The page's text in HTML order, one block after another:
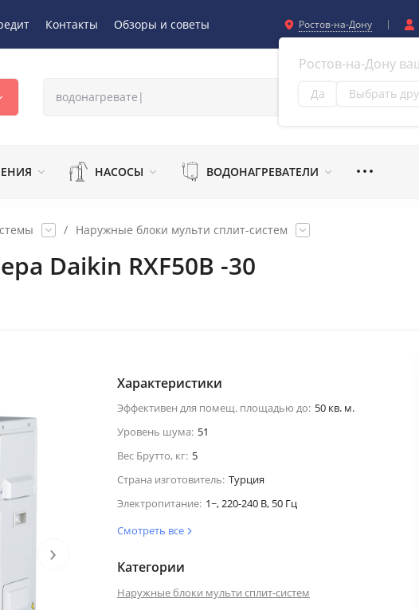
Контакты Обзоры и советы Ростов-на-Дону
Ростов-на-Дону
Да Выбрать
НАСОСЫ ВОДОНАГРЕВАТЕЛИ
/ Наружные блоки мульти сплит-систем
Daikin RXF50B -30
›
Характеристики
Эффективен для помещ. площадью до: 50 кв. м.
Уровень шума: 51
Вес Брутто, кг: 5
Страна изготовитель: Турция
Электропитание: 1~, 220-240 В, 50 Гц
Смотреть все
Категории
Наружные блоки мульти сплит-систем